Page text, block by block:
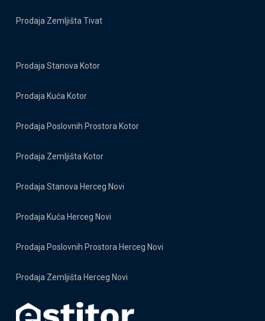
Prodaja Zemljišta Tivat
Prodaja Stanova Kotor
Prodaja Kuća Kotor
Prodaja Poslovnih Prostora Kotor
Prodaja Zemljišta Kotor
Prodaja Stanova Herceg Novi
Prodaja Kuća Herceg Novi
Prodaja Poslovnih Prostora Herceg Novi
Prodaja Zemljišta Herceg Novi